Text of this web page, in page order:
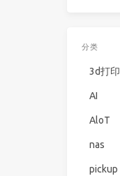
分类
3d打印
AI
AloT
nas
pickup